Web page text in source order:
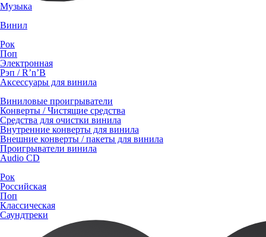
Музыка
Винил
Рок
Поп
Электронная
Рэп / R’n’B
Аксессуары для винила
Виниловые проигрыватели
Конверты / Чистящие средства
Средства для очистки винила
Внутренние конверты для винила
Внешние конверты / пакеты для винила
Проигрыватели винила
Audio CD
Рок
Российская
Поп
Классическая
Саундтреки